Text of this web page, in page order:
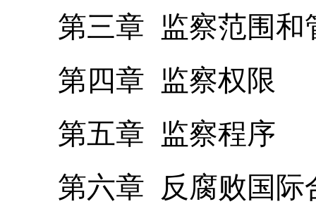
第三章 监察范围和
第四章 监察权限
第五章 监察程序
第六章 反腐败国际